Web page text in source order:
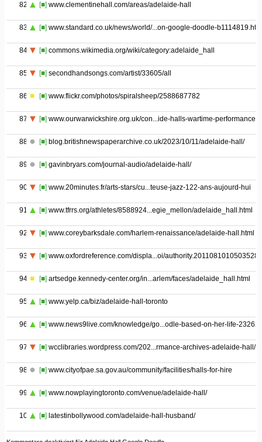
82 [■] www.clementinehall.com/areas/adelaide-hall
83 [■] www.standard.co.uk/news/world/...on-google-doodle-
84 [■] commons.wikimedia.org/wiki/category:adelaide_hall
85 [■] secondhandsongs.com/artist/33605/all
86 [■] www.flickr.com/photos/spiralsheep/2588687782
87 [■] www.ourwarwickshire.org.uk/con...ide-halls-wartime-performances
88 [■] blog.britishnewspaperarchive.co.uk/2023/10/11/adelaide-hall/
89 [■] gavinbryars.com/journal-audio/adelaide-hall/
90 [■] www.20minutes.fr/arts-stars/cu...teuse-jazz-122-ans-aujourd-hui
91 [■] www.tfrrs.org/athletes/8588924...egie_mellon/adelaide_hall.html
92 [■] www.coreybarksdale.com/harlem-renaissance/adelaide-hall.html
93 [■] www.oxfordreference.com/displa...oi/authority.20110810105035289
94 [■] artsedge.kennedy-center.org/in...arlem/faces/adelaide_hall.html
95 [■] www.yelp.ca/biz/adelaide-hall-toronto
96 [■] www.news9live.com/knowledge/go...odle-based-on-her-life-
97 [■] wcclibraries.wordpress.com/202...rmance-archives-adelaide-hall/
98 [■] www.cityofpae.sa.gov.au/community/facilities/halls-for-hire
99 [■] www.nowplayingtoronto.com/venue/adelaide-hall/
100 [■] latestinbollywood.com/adelaide-hall-husband/